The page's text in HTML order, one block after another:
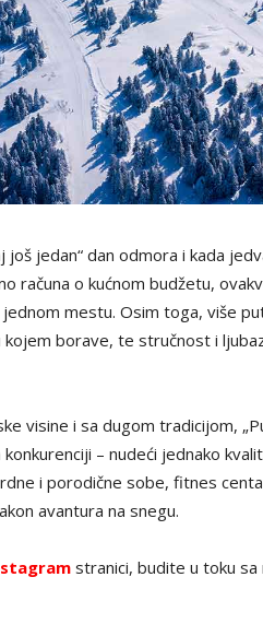
još jedan“ dan odmora i kada
računa o kućnom budžetu,
mestu. Osim toga, više
borave, te stručnost i
visine i sa dugom tradicijom,
– nudeći jednako
i porodične sobe, fitnes
avantura na snegu.
stranici, budite u toku